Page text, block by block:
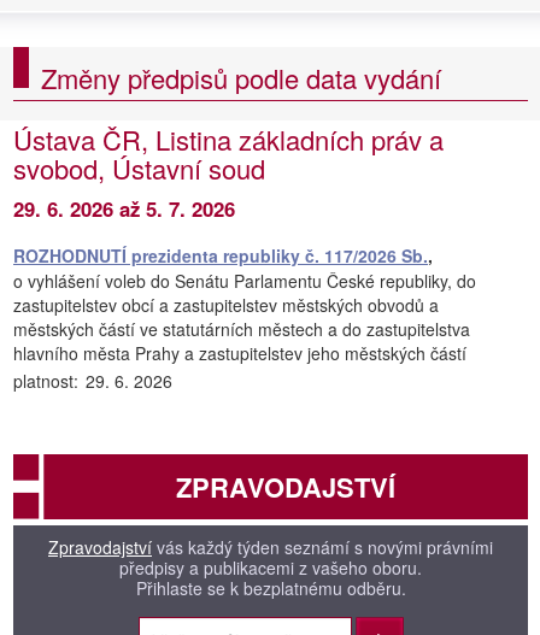
Změny předpisů podle data vydání
Ústava ČR, Listina základních práv a
svobod, Ústavní soud
29. 6. 2026 až 5. 7. 2026
ROZHODNUTÍ prezidenta republiky č. 117/2026 Sb.,
o vyhlášení voleb do Senátu Parlamentu České republiky, do
zastupitelstev obcí a zastupitelstev městských obvodů a
městských částí ve statutárních městech a do zastupitelstva
hlavního města Prahy a zastupitelstev jeho městských částí
platnost: 29. 6. 2026
ZPRAVODAJSTVÍ
Zpravodajství vás každý týden seznámí s novými právními
předpisy a publikacemi z vašeho oboru.
Přihlaste se k bezplatnému odběru.